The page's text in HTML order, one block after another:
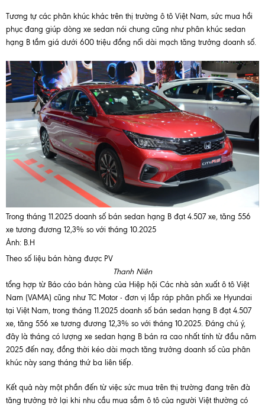
Tương tự các phân khúc khác trên thị trường ô tô Việt Nam, sức mua hồi
phục đang giúp dòng xe sedan nói chung cũng như phân khúc sedan
hạng B tầm giá dưới 600 triệu đồng nối dài mạch tăng trưởng doanh số.
Trong tháng 11.2025 doanh số bán sedan hạng B đạt 4.507 xe, tăng 556
xe tương đương 12,3% so với tháng 10.2025
Ảnh: B.H
Theo số liệu bán hàng được PV
Thanh Niên
tổng hợp từ Báo cáo bán hàng của Hiệp hội Các nhà sản xuất ô tô Việt
Nam (VAMA) cũng như TC Motor - đơn vị lắp ráp phân phối xe Hyundai
tại Việt Nam, trong tháng 11.2025 doanh số bán sedan hạng B đạt 4.507
xe, tăng 556 xe tương đương 12,3% so với tháng 10.2025. Đáng chú ý,
đây là tháng có lượng xe sedan hạng B bán ra cao nhất tính từ đầu năm
2025 đến nay, đồng thời kéo dài mạch tăng trưởng doanh số của phân
khúc này sang tháng thứ ba liên tiếp.
Kết quả này một phần đến từ việc sức mua trên thị trường đang trên đà
tăng trưởng trở lại khi nhu cầu mua sắm ô tô của người Việt thường có